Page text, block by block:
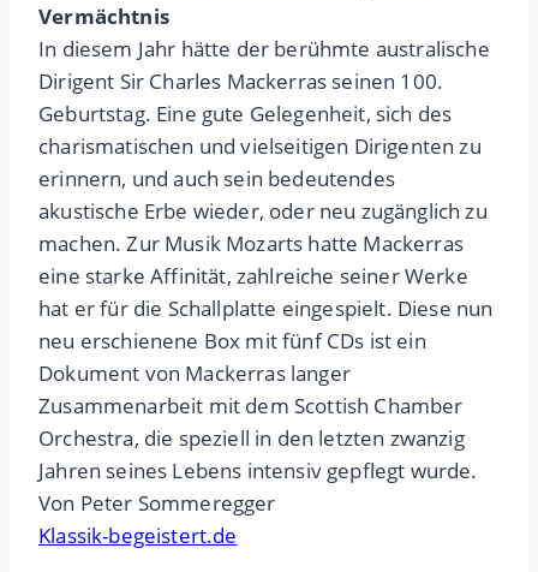
Vermächtnis
In diesem Jahr hätte der berühmte australische
Dirigent Sir Charles Mackerras seinen 100.
Geburtstag. Eine gute Gelegenheit, sich des
charismatischen und vielseitigen Dirigenten zu
erinnern, und auch sein bedeutendes
akustische Erbe wieder, oder neu zugänglich zu
machen. Zur Musik Mozarts hatte Mackerras
eine starke Affinität, zahlreiche seiner Werke
hat er für die Schallplatte eingespielt. Diese nun
neu erschienene Box mit fünf CDs ist ein
Dokument von Mackerras langer
Zusammenarbeit mit dem Scottish Chamber
Orchestra, die speziell in den letzten zwanzig
Jahren seines Lebens intensiv gepflegt wurde.
Von Peter Sommeregger
Klassik-begeistert.de